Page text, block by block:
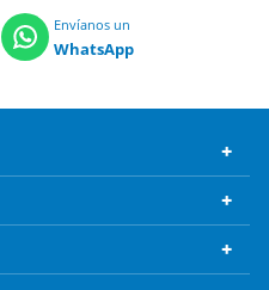
Envíanos un
WhatsApp